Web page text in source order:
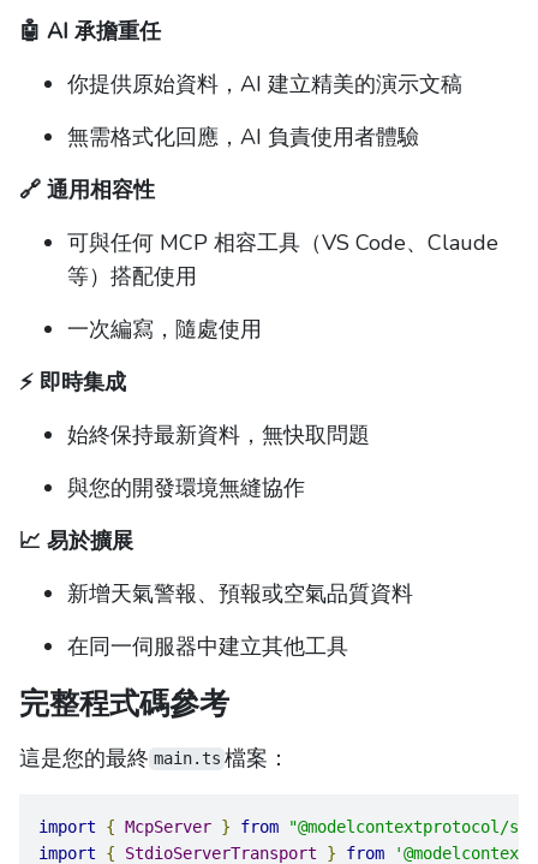
🤖 AI 承擔重任
你提供原始資料，AI 建立精美的演示文稿
無需格式化回應，AI 負責使用者體驗
🔗 通用相容性
可與任何 MCP 相容工具（VS Code、Claude
等）搭配使用
一次編寫，隨處使用
⚡ 即時集成
始終保持最新資料，無快取問題
與您的開發環境無縫協作
📈 易於擴展
新增天氣警報、預報或空氣品質資料
在同一伺服器中建立其他工具
完整程式碼參考
這是您的最終 main.ts 檔案：
import { McpServer } from
"@modelcontextprotocol/
import
{ StdioServerTransport } from